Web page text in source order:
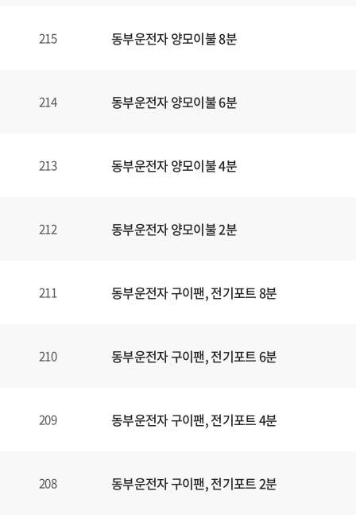
215 동부운전자 양모이불 8분
214 동부운전자 양모이불 6분
213 동부운전자 양모이불 4분
212 동부운전자 양모이불 2분
211 동부운전자 구이팬, 전기포트 8분
210 동부운전자 구이팬, 전기포트 6분
209 동부운전자 구이팬, 전기포트 4분
208 동부운전자 구이팬, 전기포트 2분